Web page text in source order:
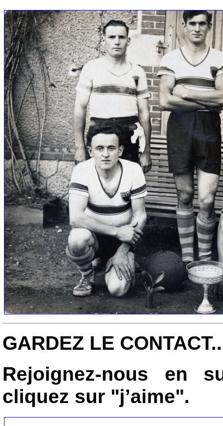
GARDEZ LE
Rejoignez-nous en
cliquez sur "j’aime".